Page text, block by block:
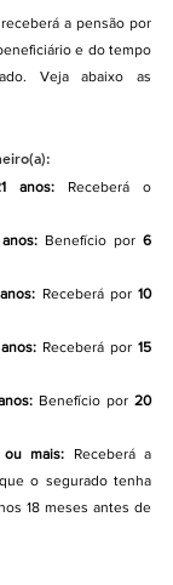
a pensão por
e do tempo
Veja abaixo as
anos: Receberá o
Benefício por 6
Receberá por 10
Receberá por 15
Benefício por 20
mais: Receberá a
o segurado tenha
18 meses antes de